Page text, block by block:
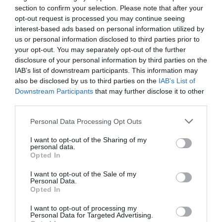
section to confirm your selection. Please note that after your
opt-out request is processed you may continue seeing
interest-based ads based on personal information utilized by
us or personal information disclosed to third parties prior to
your opt-out. You may separately opt-out of the further
disclosure of your personal information by third parties on the
IAB’s list of downstream participants. This information may
also be disclosed by us to third parties on the IAB’s List of
Downstream Participants that may further disclose it to other
Personal Data Processing Opt Outs
I want to opt-out of the Sharing of my
personal data.
Opted In
I want to opt-out of the Sale of my
Personal Data.
Opted In
I want to opt-out of processing my
Personal Data for Targeted Advertising.
Le Club House (Bilocale per 2 persone), con entrata privata e terrazzo
attrezzato, sono composte da soggiorno, cucina, camera da letto e sono
dotate di aria condizionata, telefono con linea diretta, connessione a
Internet, frigobar, TV color, cassetta di sicurezza, bagno privato con doccia
e asciugacapelli.
Le Camere Panoramic (Matrimoniale vista Monti), ubicate a circa 150
metri dal corpo centrale, hanno un terrazzo panoramico sulla campagna,
sono dotate di aria condizionata, telefono con linea diretta, frigobar, TV
color, cassetta di sicurezza, bagno privato con doccia e asciugacapelli.
Camere disponibili: Matrimoniale, Bilocale per 2 persone, Trilocale per 4
Servizi Inclusi nel prezzo
Aria condizionata nelle aree
Informazioni Turistiche
Parcheggio Interno in box Privato
Personale Multilingua
Sala Lettura
Sala TV
Nell’area lounge una parete in vetro permette di ammirare il panorama.
elegante ambiente del ristorante.
La terrazza sui vigneti diventa lo scenario ideale per degustare un drink o
Servizi a Pagamento
Accettati Animali
Accettati Animali Piccola Taglia
Bagno Turco
Bar
Caratteristiche dell'hotel